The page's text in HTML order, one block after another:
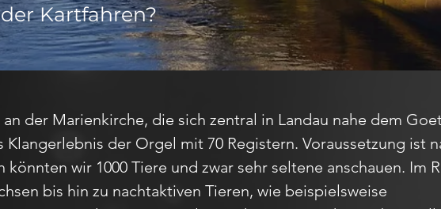
Kartfahren?
an der Marienkirche, die sich zentral in Landau nahe dem
der Orgel mit 70 Registern. Voraussetzung ist
könnten wir 1000 Tiere und zwar sehr seltene anschauen. Im
bis hin zu nachtaktiven Tieren, wie beispielsweise